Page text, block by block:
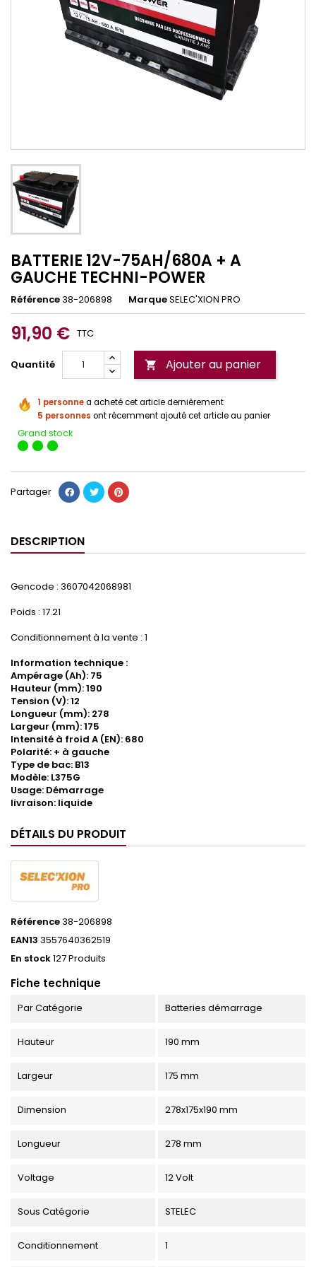
BATTERIE 12V-75AH/680A + A
GAUCHE TECHNI-POWER
Référence38-206898 MarqueSELEC'XION PRO
91,90 € TTC
Quantité  Ajouter au panier
1 personnea acheté cet article dernièrement
5 personnes ont récemment ajouté cet article au panier
Grand stock
Partager
DESCRIPTION
Gencode : 3607042068981
Poids : 17.21
Conditionnement à la vente : 1
Information technique :
Ampérage (Ah): 75
Hauteur (mm): 190
Tension (V): 12
Longueur (mm): 278
Largeur (mm): 175
Intensité à froid A (EN): 680
Polarité: + à gauche
Type de bac: B13
Modèle: L375G
Usage: Démarrage
livraison: liquide
DÉTAILS DU PRODUIT
Référence38-206898
EAN13 3557640362519
En stock127 Produits
Fiche technique
Par Catégorie Batteries démarrage
Hauteur 190 mm
Largeur 175 mm
Dimension 278x175x190 mm
Longueur 278 mm
Voltage 12 Volt
Sous Catégorie STELEC
Conditionnement 1